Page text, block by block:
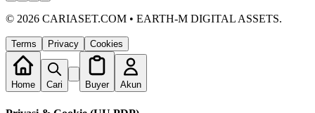
© 2026 CARIASET.COM • EARTH-M DIGITAL ASSETS.
Terms Privacy Cookies
Home Cari Buyer Akun